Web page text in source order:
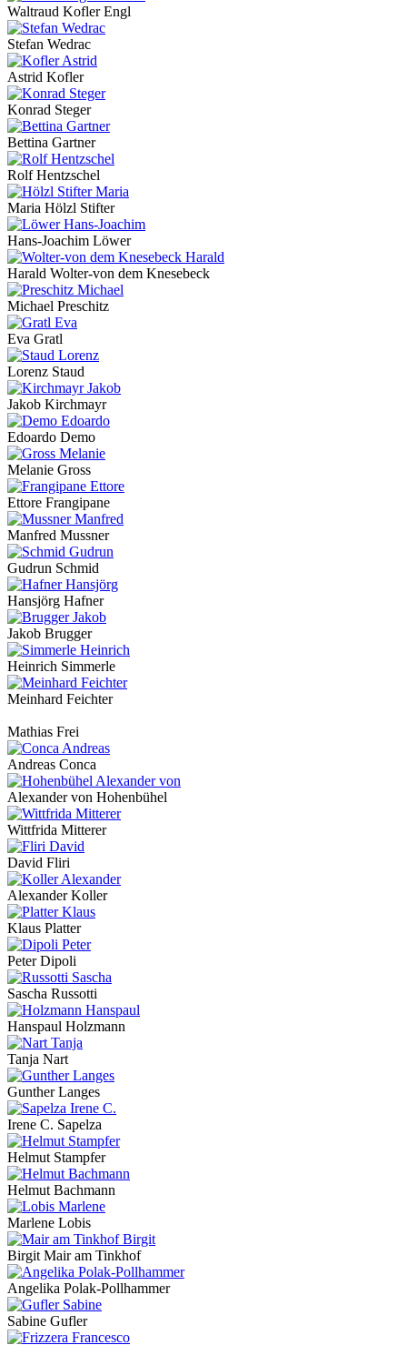
Waltraud Kofler Engl
Stefan Wedrac
Astrid Kofler
Konrad Steger
Bettina Gartner
Rolf Hentzschel
Maria Hölzl Stifter
Hans-Joachim Löwer
Harald Wolter-von dem Knesebeck
Michael Preschitz
Eva Gratl
Lorenz Staud
Jakob Kirchmayr
Edoardo Demo
Melanie Gross
Ettore Frangipane
Manfred Mussner
Gudrun Schmid
Hansjörg Hafner
Jakob Brugger
Heinrich Simmerle
Meinhard Feichter
Mathias Frei
Andreas Conca
Alexander von Hohenbühel
Wittfrida Mitterer
David Fliri
Alexander Koller
Klaus Platter
Peter Dipoli
Sascha Russotti
Hanspaul Holzmann
Tanja Nart
Gunther Langes
Irene C. Sapelza
Helmut Stampfer
Helmut Bachmann
Marlene Lobis
Birgit Mair am Tinkhof
Angelika Polak-Pollhammer
Sabine Gufler